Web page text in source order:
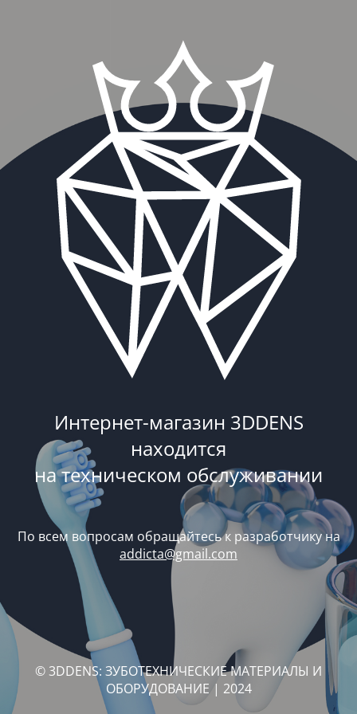
Интернет-магазин 3DDENS
находится
на техническом обслуживании
По всем вопросам обращайтесь к разработчику на
addicta@gmail.com
© 3DDENS: ЗУБОТЕХНИЧЕСКИЕ МАТЕРИАЛЫ И
ОБОРУДОВАНИЕ | 2024